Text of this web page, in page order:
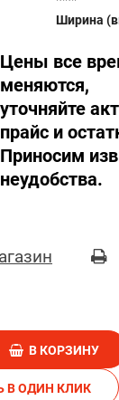
Ширина
Цены все
меняются,
уточняйте
прайс и
Приносим
неудобства.
В КОРЗИНУ
ЗАКАЗАТЬ В ОДИН КЛИК